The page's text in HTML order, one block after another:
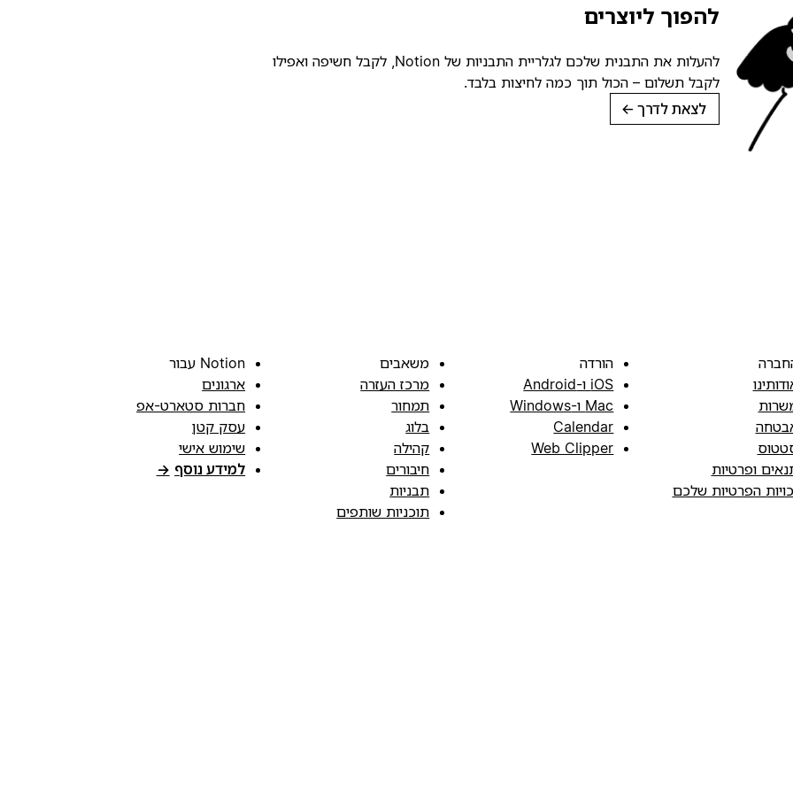
להפוך ליוצרים
להעלות את התבנית שלכם לגלריית התבניות של Notion, לקבל חשיפה ואפילו
לקבל תשלום – הכול תוך כמה לחיצות בלבד.
לצאת לדרך →
ופרטיות
הפרטיות שלכם
הורדה
iOS ו-Android
Mac ו-Windows
Calendar
Web Clipper
משאבים
מרכז העזרה
תמחור
בלוג
קהילה
חיבורים
תבניות
תוכניות שותפים
Notion עבור
ארגונים
חברות סטארט-אפ
עסק קטן
שימוש אישי
למידע נוסף →